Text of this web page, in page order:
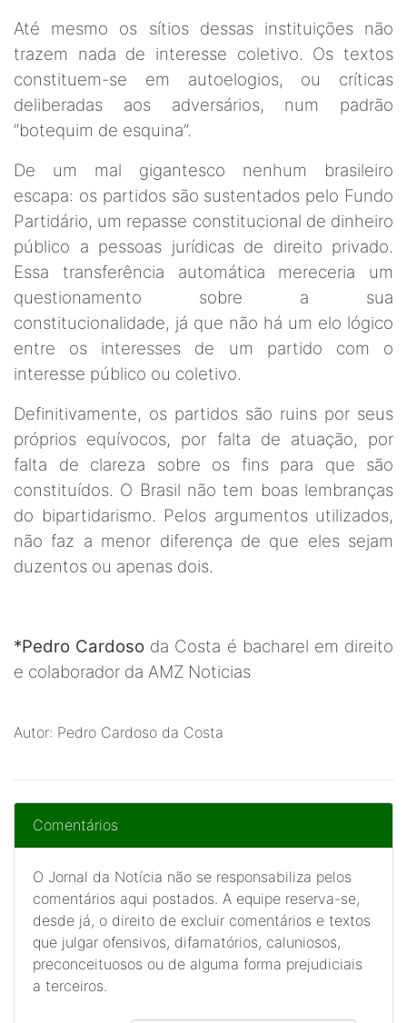
Até mesmo os sítios dessas instituições não
trazem nada de interesse coletivo. Os textos
constituem-se em autoelogios, ou críticas
deliberadas aos adversários, num padrão
“botequim de esquina”.
De um mal gigantesco nenhum brasileiro
escapa: os partidos são sustentados pelo Fundo
Partidário, um repasse constitucional de dinheiro
público a pessoas jurídicas de direito privado.
Essa transferência automática mereceria um
questionamento sobre a sua
constitucionalidade, já que não há um elo lógico
entre os interesses de um partido com o
interesse público ou coletivo.
Definitivamente, os partidos são ruins por seus
próprios equívocos, por falta de atuação, por
falta de clareza sobre os fins para que são
constituídos. O Brasil não tem boas lembranças
do bipartidarismo. Pelos argumentos utilizados,
não faz a menor diferença de que eles sejam
duzentos ou apenas dois.
*Pedro Cardoso da Costa é bacharel em direito
e colaborador da AMZ Noticias
Autor: Pedro Cardoso da Costa
Comentários
O Jornal da Notícia não se responsabiliza pelos
comentários aqui postados. A equipe reserva-se,
desde já, o direito de excluir comentários e textos
que julgar ofensivos, difamatórios, caluniosos,
preconceituosos ou de alguma forma prejudiciais
a terceiros.